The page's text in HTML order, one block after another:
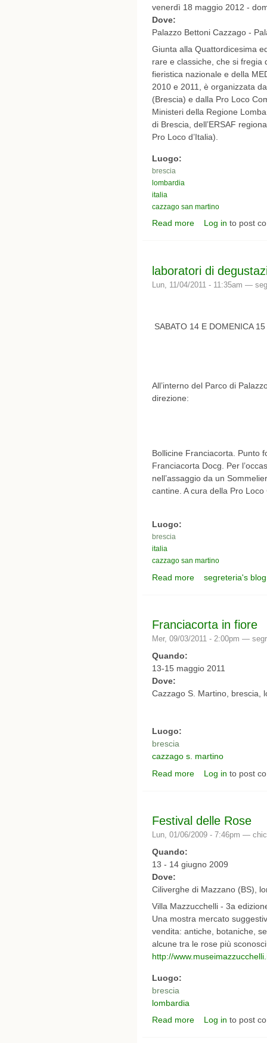
venerdì 18 maggio 2012 -
Dove:
Palazzo Bettoni Cazzago -
Giunta alla Quattordicesima
rare e classiche, che si fregia
fieristica nazionale e della
2010 e 2011, è organizzata
(Brescia) e dalla Pro Loco
Ministeri della Regione
di Brescia, dell’ERSAF
Pro Loco d’Italia).
Luogo:
brescia
lombardia
italia
cazzago san martino
Read more about Franciacorta
Log in to post
laboratori di
Lun, 11/04/2011 - 11:35am —
SABATO 14 E DOMENICA
All’interno del Parco di
direzione:
Bollicine Franciacorta. Punto
Franciacorta Docg. Per
nell’assaggio da un
cantine. A cura della Pro
Luogo:
brescia
italia
cazzago san martino
Read more about laboratori di
segreteria's blog
Franciacorta in fiore
Mer, 09/03/2011 - 2:00pm —
Quando:
13-15 maggio 2011
Dove:
Cazzago S. Martino, brescia,
Luogo:
brescia
cazzago s. martino
Read more about Franciacorta in
Log in to post
Festival delle Rose
Lun, 01/06/2009 - 7:46pm —
Quando:
13 - 14 giugno 2009
Dove:
Ciliverghe di Mazzano (BS),
Villa Mazzucchelli - 3a
Una mostra mercato
vendita: antiche, botaniche,
alcune tra le rose più
http://
Luogo:
brescia
lombardia
Read more about Festival delle
Log in to post